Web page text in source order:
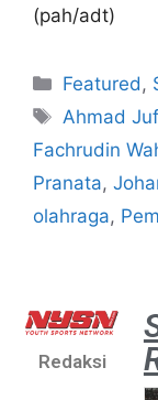
(pah/adt)
Featured ,
Ahmad
Fachrudin
Pranata,
olahraga,
Redaksi